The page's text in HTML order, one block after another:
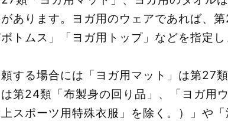
あります。ヨガ用のウェアであれば、
トムス」「ヨガ用トップ」などを指定
する場合には「ヨガ用マット」は第27
第24類「布製身の回り品」、「ヨガ用
上スポーツ用特殊衣服」を除く。）」や